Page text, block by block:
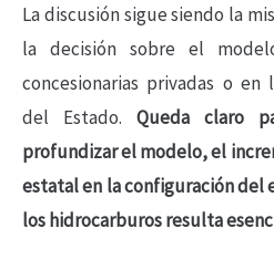
La discusión sigue siendo la
la decisión sobre el
concesionarias privadas o
del Estado. Queda claro
profundizar el modelo, el
estatal en la configuración
los hidrocarburos resulta